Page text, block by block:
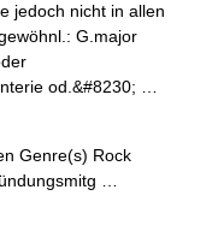
jedoch nicht in allen
G.major
od.&#8230; …
Genre(s) Rock
…